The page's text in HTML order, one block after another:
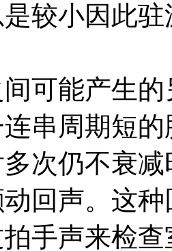
较小因此
可能产生
串周期短
次仍不衰
回声。这
手声来检